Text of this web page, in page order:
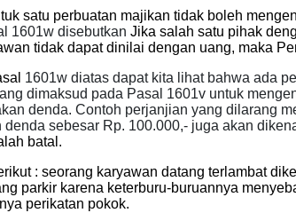
satu perbuatan majikan tidak boleh
1601w disebutkan Jika salah satu pihak
tidak dapat dinilai dengan uang, maka
1601w diatas dapat kita lihat bahwa ada
dimaksud pada Pasal 1601v untuk
denda. Contoh perjanjian yang dilarang
sebesar Rp. 100.000,- juga akan
batal.
: seorang karyawan datang terlambat
parkir karena keterburu-buruannya
perikatan pokok.